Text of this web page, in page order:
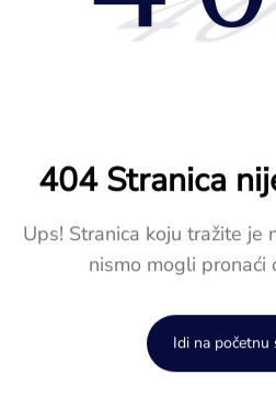
404 Stranica
Ups! Stranica koju tražite je
nismo mogli pronaći
Idi na početnu